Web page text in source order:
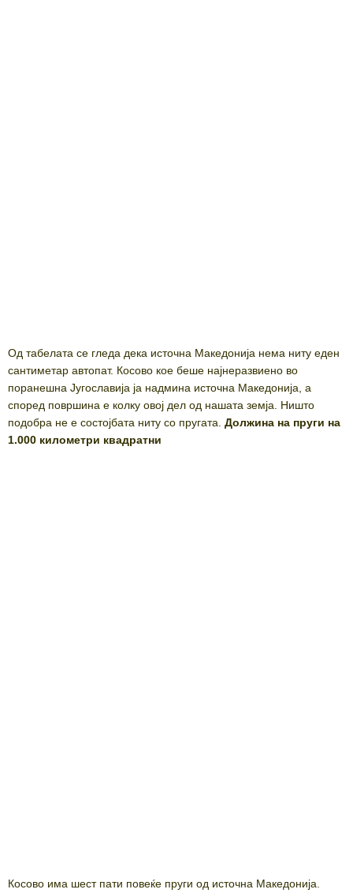
Од табелата се гледа дека источна Македонија нема ниту еден
сантиметар автопат. Косово кое беше најнеразвиено во
поранешна Југославија ја надмина источна Македонија, а
според површина е колку овој дел од нашата земја. Ништо
подобра не е состојбата ниту со пругата. Должина на пруги на
1.000 километри квадратни
Косово има шест пати повеќе пруги од источна Македонија.